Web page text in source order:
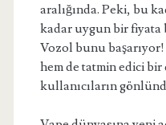
aralığında. Peki, bu
kadar uygun bir fiyata
Vozol bunu
hem de tatmin edici
kullanıcıların